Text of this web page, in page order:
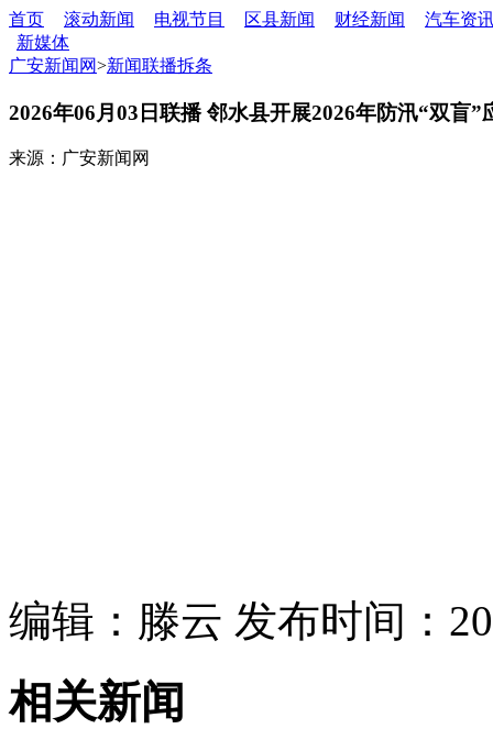
首页 滚动新闻 电视节目 区县新闻 财经新闻
汽车资
新媒体
广安新闻网>新闻联播拆条
2026年06月03日联播 邻水县开展2026年防汛“双盲”
来源：广安新闻网
编辑：滕云 发布时间：
相关新闻